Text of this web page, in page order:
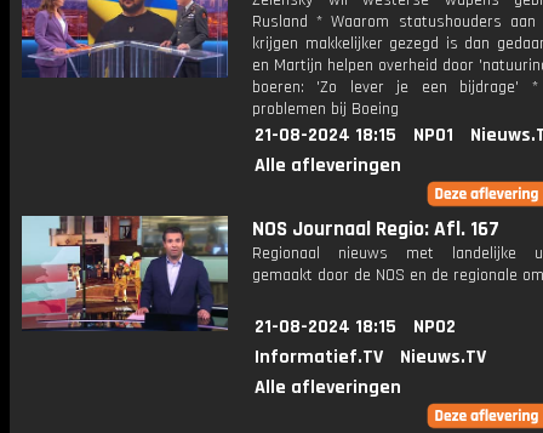
Rusland * Waarom statushouders
krijgen makkelijker gezegd is dan
en Martijn helpen overheid door
boeren: 'Zo lever je een bijdrage' *
problemen bij Boeing
21-08-2024 18:15 NPO1
Alle afleveringen
NOS Journaal Regio: Afl. 167
Regionaal nieuws met landelijke
gemaakt door de NOS en de regionale
21-08-2024 18:15
NPO2
Informatief.TV
Nieuws.TV
Alle afleveringen